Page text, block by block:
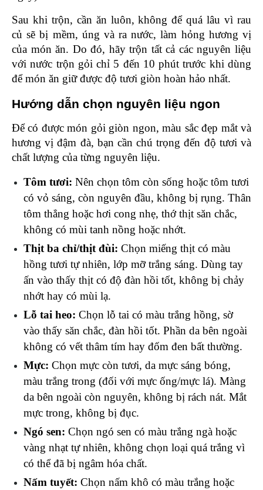
Sau khi trộn, cần ăn luôn, không để quá lâu vì rau
củ sẽ bị mềm, úng và ra nước, làm hỏng hương vị
của món ăn. Do đó, hãy trộn tất cả các nguyên liệu
với nước trộn gỏi chỉ 5 đến 10 phút trước khi dùng
để món ăn giữ được độ tươi giòn hoàn hảo nhất.
Hướng dẫn chọn nguyên liệu ngon
Để có được món gỏi giòn ngon, màu sắc đẹp mắt và
hương vị đậm đà, bạn cần chú trọng đến độ tươi và
chất lượng của từng nguyên liệu.
Tôm tươi: Nên chọn tôm còn sống hoặc tôm tươi
có vỏ sáng, còn nguyên đầu, không bị rụng. Thân
tôm thẳng hoặc hơi cong nhẹ, thớ thịt săn chắc,
không có mùi tanh nồng hoặc nhớt.
Thịt ba chỉ/thịt đùi: Chọn miếng thịt có màu
hồng tươi tự nhiên, lớp mỡ trắng sáng. Dùng tay
ấn vào thấy thịt có độ đàn hồi tốt, không bị chảy
nhớt hay có mùi lạ.
Lỗ tai heo: Chọn lỗ tai có màu trắng hồng, sờ
vào thấy săn chắc, đàn hồi tốt. Phần da bên ngoài
không có vết thâm tím hay đốm đen bất thường.
Mực: Chọn mực còn tươi, da mực sáng bóng,
màu trắng trong (đối với mực ống/mực lá). Màng
da bên ngoài còn nguyên, không bị rách nát. Mắt
mực trong, không bị đục.
Ngó sen: Chọn ngó sen có màu trắng ngà hoặc
vàng nhạt tự nhiên, không chọn loại quá trắng vì
có thể đã bị ngâm hóa chất.
Nấm tuyết: Chọn nấm khô có màu trắng hoặc